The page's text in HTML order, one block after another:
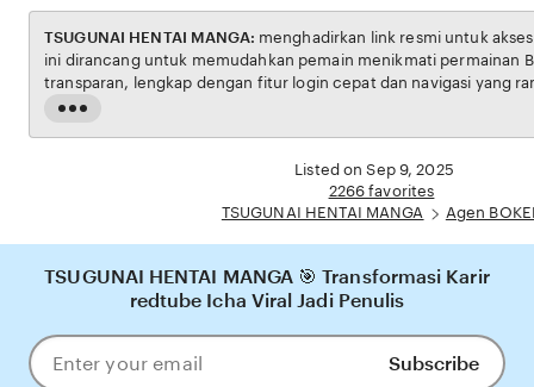
Read
the
TSUGUNAI HENTAI MANGA:
ini dirancang untuk memudahkan pemain menikmati permainan BOKEP dengan aman dan
transparan, lengkap dengan fitur login cepat dan navigasi yang ramah pengguna. Setiap
transaksi dijamin aman, sementara update hasil dan informasi permainan selalu tersedia
utama bagi pecinta BOKEP online di Indonesia.
Listed on Sep 9, 2025
2266 favorites
TSUGUNAI HENTAI MANGA
Agen
TSUGUNAI HENTAI MANGA 🎯 Transformasi Karir
redtube Icha Viral Jadi Penulis
Enter
Subscribe